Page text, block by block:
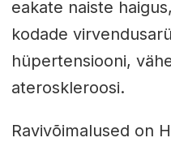
eakate naiste
kodade
hüpertensiooni,
ateroskleroosi.
Ravivõimalused on